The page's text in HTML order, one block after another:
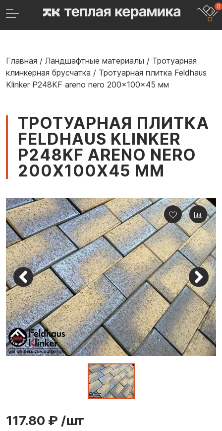
0
Главная / Ландшафтные материалы / Тротуарная
клинкерная брусчатка / Тротуарная плитка Feldhaus
Klinker P248KF areno nero 200x100x45 мм
ТРОТУАРНАЯ ПЛИТКА
FELDHAUS KLINKER
P248KF ARENO NERO
200X100X45 ММ
117.80 ₽ /шт